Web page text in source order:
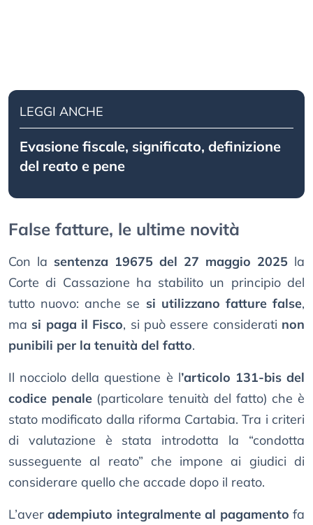
LEGGI ANCHE
Evasione fiscale, significato, definizione
del reato e pene
False fatture, le ultime novità
Con la sentenza 19675 del 27 maggio 2025 la
Corte di Cassazione ha stabilito un principio del
tutto nuovo: anche se si utilizzano fatture false,
ma si paga il Fisco, si può essere considerati non
punibili per la tenuità del fatto.
Il nocciolo della questione è l’articolo 131-bis del
codice penale(particolare tenuità del fatto) che è
stato modificato dalla riforma Cartabia. Tra i criteri
di valutazione è stata introdotta la “condotta
susseguente al reato” che impone ai giudici di
considerare quello che accade dopo il reato.
L’averadempiuto integralmente al pagamento fa